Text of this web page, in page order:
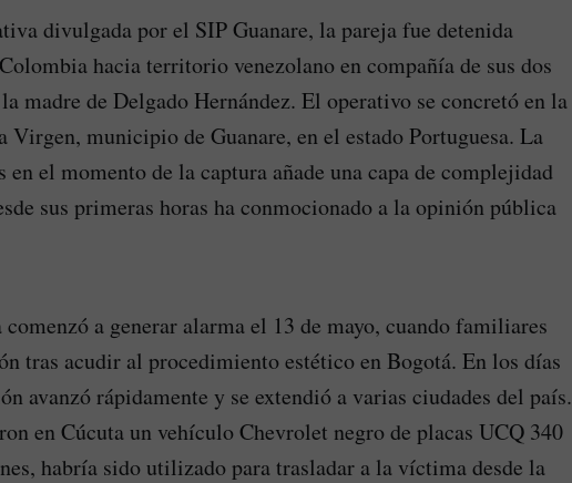
divulgada por el SIP Guanare, la pareja fue detenida
hacia territorio venezolano en compañía de sus dos
madre de Delgado Hernández. El operativo se concretó en la
Virgen, municipio de Guanare, en el estado Portuguesa. La
en el momento de la captura añade una capa de complejidad
sus primeras horas ha conmocionado a la opinión pública
a generar alarma el 13 de mayo, cuando familiares
tras acudir al procedimiento estético en Bogotá. En los días
avanzó rápidamente y se extendió a varias ciudades del país.
en Cúcuta un vehículo Chevrolet negro de placas UCQ 340
habría sido utilizado para trasladar a la víctima desde la